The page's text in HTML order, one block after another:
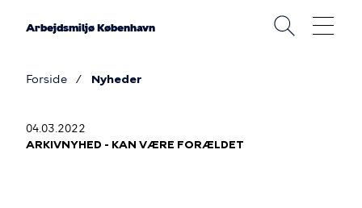
Arbejdsmiljø København
Forside Nyheder
04.03.2022
ARKIVNYHED - KAN VÆRE FORÆLDET